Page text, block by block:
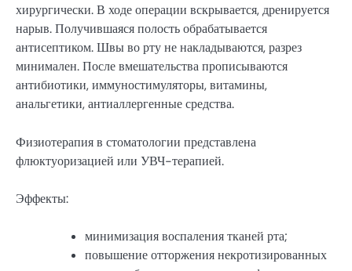
хирургически. В ходе операции вскрывается, дренируется
нарыв. Получившаяся полость обрабатывается
антисептиком. Швы во рту не накладываются, разрез
минимален. После вмешательства прописываются
антибиотики, иммуностимуляторы, витамины,
анальгетики, антиаллергенные средства.
Физиотерапия в стоматологии представлена
флюктуоризацией или УВЧ-терапией.
Эффекты:
минимизация воспаления тканей рта;
повышение отторжения некротизированных